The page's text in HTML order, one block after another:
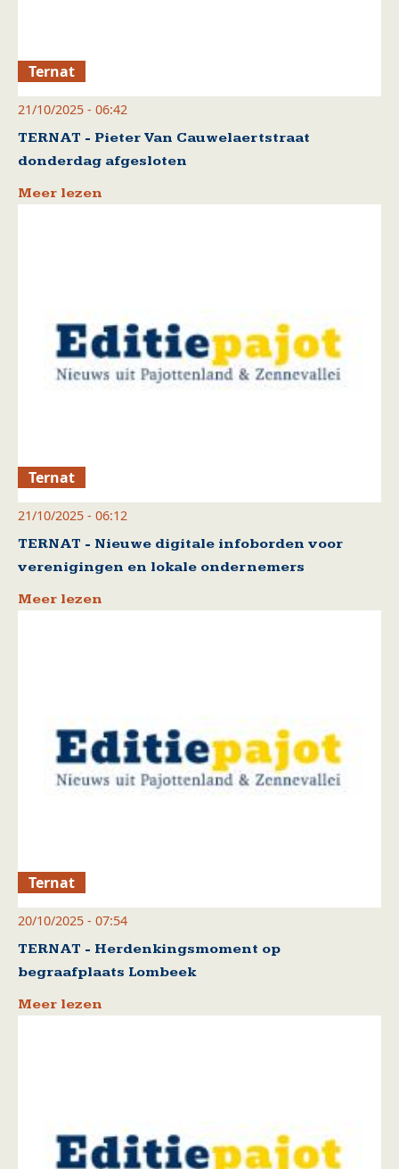
Ternat
21/10/2025 - 06:42
TERNAT - Pieter Van Cauwelaertstraat
donderdag afgesloten
Meer lezen
Ternat
21/10/2025 - 06:12
TERNAT - Nieuwe digitale infoborden voor
verenigingen en lokale ondernemers
Meer lezen
Ternat
20/10/2025 - 07:54
TERNAT - Herdenkingsmoment op
begraafplaats Lombeek
Meer lezen